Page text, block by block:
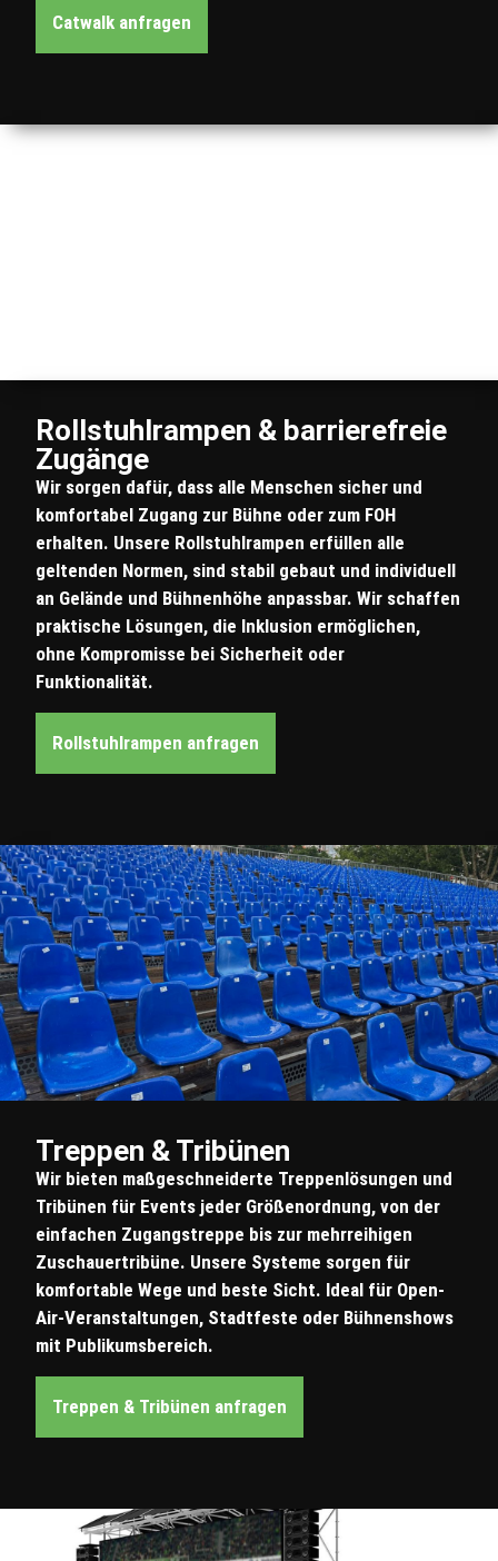
Catwalk anfragen
Rollstuhlrampen & barrierefreie
Zugänge
Wir sorgen dafür, dass alle Menschen sicher und
komfortabel Zugang zur Bühne oder zum FOH
erhalten. Unsere Rollstuhlrampen erfüllen alle
geltenden Normen, sind stabil gebaut und individuell
an Gelände und Bühnenhöhe anpassbar. Wir schaffen
praktische Lösungen, die Inklusion ermöglichen,
ohne Kompromisse bei Sicherheit oder
Funktionalität.
Rollstuhlrampen anfragen
Treppen & Tribünen
Wir bieten maßgeschneiderte Treppenlösungen und
Tribünen für Events jeder Größenordnung, von der
einfachen Zugangstreppe bis zur mehrreihigen
Zuschauertribüne. Unsere Systeme sorgen für
komfortable Wege und beste Sicht. Ideal für Open-
Air-Veranstaltungen, Stadtfeste oder Bühnenshows
mit Publikumsbereich.
Treppen & Tribünen anfragen